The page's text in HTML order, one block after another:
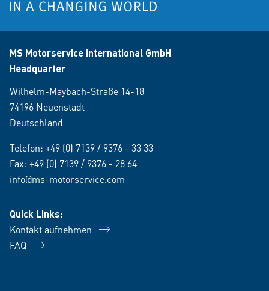
MS Motorservice International GmbH
Headquarter
Wilhelm-Maybach-Straße 14-18
74196 Neuenstadt
Deutschland
Telefon: +49 (0) 7139 / 9376 - 33 33
Fax: +49 (0) 7139 / 9376 - 28 64
info@ms-motorservice.com
Quick Links:
Kontakt aufnehmen
FAQ